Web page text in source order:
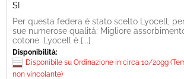
SI
Per questa federa è stato scelto Lyocell,
sue numerose qualità: Migliore
cotone. Lyocell è [...]
Disponibilità:
Disponibile su Ordinazione in circa 10/20gg
non vincolante)